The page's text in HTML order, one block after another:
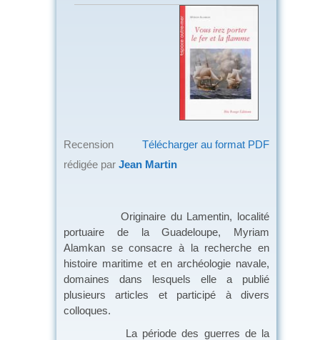
Télécharger au format PDF
Recension
rédigée par Jean Martin
Originaire du Lamentin, localité
portuaire de la Guadeloupe, Myriam
Alamkan se consacre à la recherche en
histoire maritime et en archéologie navale,
domaines dans lesquels elle a publié
plusieurs articles et participé à divers
colloques.
La période des guerres de la